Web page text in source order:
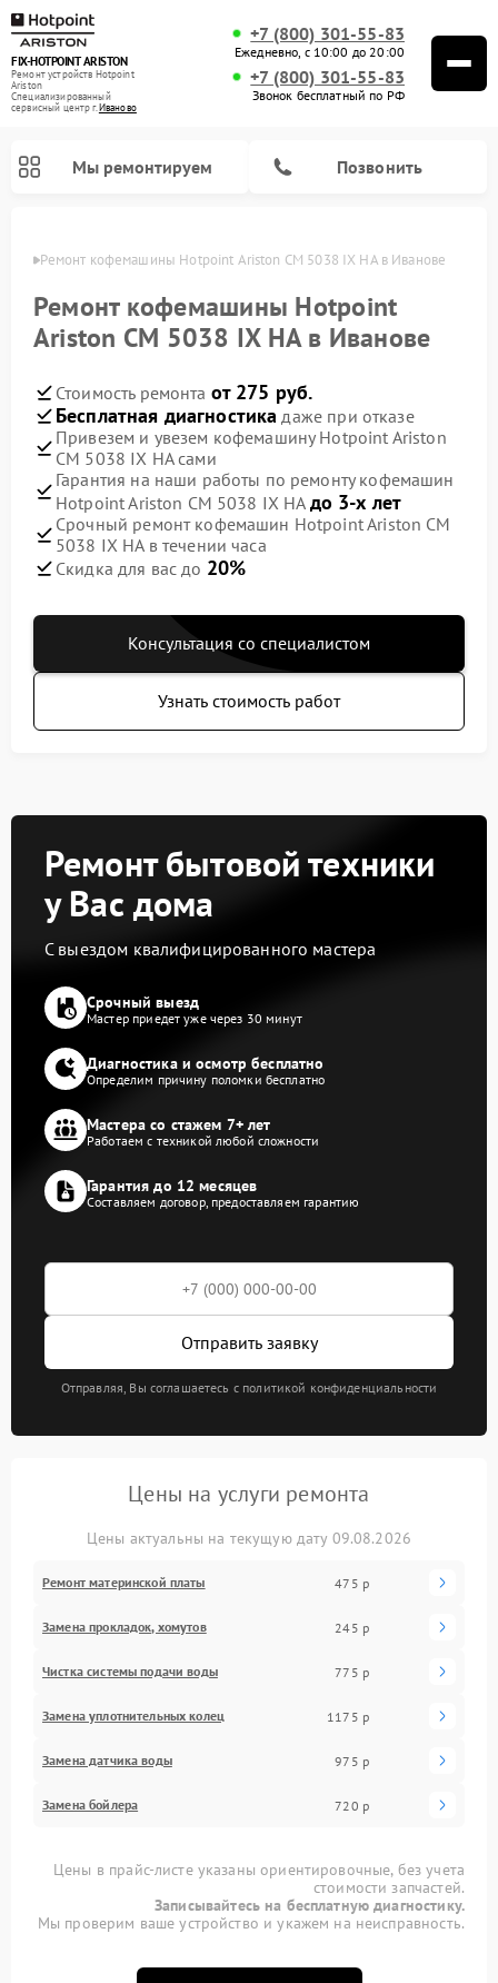
FIX-HOTPOINT ARISTON
Ремонт устройств Hotpoint
Ariston
Специализированный
cервисный центр г.Иваново
+7 (800) 301-55-83
Ежедневно, с 10:00 до 20:00
+7 (800) 301-55-83
Звонок бесплатный по РФ
Мы ремонтируем Позвонить
Ремонт кофемашины Hotpoint Ariston CM 5038 IX HA в Иванове
Ремонт кофемашины Hotpoint
Ariston CM 5038 IX HA в Иванове
Стоимость ремонта от 275 руб.
Бесплатная диагностика даже при отказе
Привезем и увезем кофемашину Hotpoint Ariston
CM 5038 IX HA сами
Гарантия на наши работы по ремонту кофемашин
Hotpoint Ariston CM 5038 IX HA до 3-х лет
Срочный ремонт кофемашин Hotpoint Ariston CM
5038 IX HA в течении часа
Скидка для вас до 20%
Консультация со специалистом
Узнать стоимость работ
Ремонт бытовой техники
у Вас дома
С выездом квалифицированного мастера
Срочный выезд
Мастер приедет уже через 30 минут
Диагностика и осмотр бесплатно
Определим причину поломки бесплатно
Мастера со стажем 7+ лет
Работаем с техникой любой сложности
Гарантия до 12 месяцев
Составляем договор, предоставляем гарантию
Отправить заявку
Отправляя, Вы соглашаетесь с политикой конфиденциальности
Цены на услуги ремонта
Цены актуальны на текущую дату 09.08.2026
Ремонт материнской платы 475 р
Замена прокладок, хомутов 245 р
Чистка системы подачи воды 775 р
Замена уплотнительных колец 1175 р
Замена датчика воды 975 р
Замена бойлера 720 р
Цены в прайс-листе указаны ориентировочные, без учета
стоимости запчастей.
Записывайтесь на бесплатную диагностику.
Мы проверим ваше устройство и укажем на неисправность.